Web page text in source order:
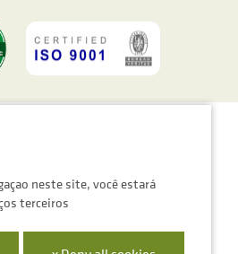
neste site, você estará
terceiros